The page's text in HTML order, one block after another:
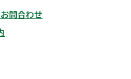
お問合わせ